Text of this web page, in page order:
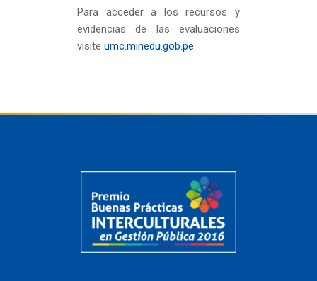
Para acceder a los recursos y
evidencias de las evaluaciones
visite umc.minedu.gob.pe.